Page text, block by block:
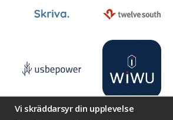
Vi skräddarsyr din upplevelse